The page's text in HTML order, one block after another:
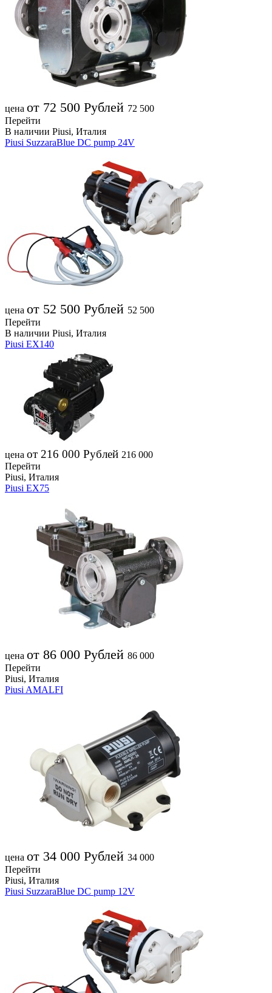
цена от 72 500 Рублей 72 500
Перейти
В наличии Piusi, Италия
Piusi SuzzaraBlue DC pump 24V
цена от 52 500 Рублей 52 500
Перейти
В наличии Piusi, Италия
Piusi EX140
цена от 216 000 Рублей 216 000
Перейти
Piusi, Италия
Piusi EX75
цена от 86 000 Рублей 86 000
Перейти
Piusi, Италия
Piusi AMALFI
цена от 34 000 Рублей 34 000
Перейти
Piusi, Италия
Piusi SuzzaraBlue DC pump 12V